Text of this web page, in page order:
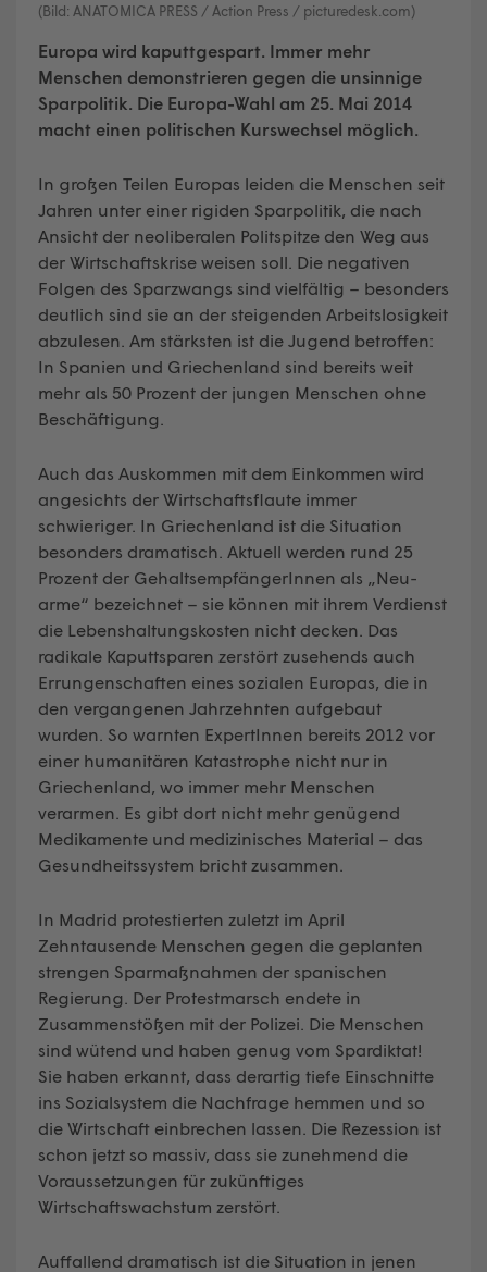
(Bild: ANATOMICA PRESS / Action Press / picturedesk.com)
Europa wird kaputtgespart. Immer mehr
Menschen demonstrieren gegen die unsinnige
Sparpolitik. Die Europa-Wahl am 25. Mai 2014
macht einen politischen Kurswechsel möglich.
In großen Teilen Europas leiden die Menschen seit
Jahren unter einer rigiden Sparpolitik, die nach
Ansicht der neoliberalen Politspitze den Weg aus
der Wirtschaftskrise weisen soll. Die negativen
Folgen des Sparzwangs sind vielfältig – besonders
deutlich sind sie an der steigenden Arbeitslosigkeit
abzulesen. Am stärksten ist die Jugend betroffen:
In Spanien und Griechenland sind bereits weit
mehr als 50 Prozent der jungen Menschen ohne
Beschäftigung.
Auch das Auskommen mit dem Einkommen wird
angesichts der Wirtschaftsflaute immer
schwieriger. In Griechenland ist die Situation
besonders dramatisch. Aktuell werden rund 25
Prozent der GehaltsempfängerInnen als „Neu-
arme“ bezeichnet – sie können mit ihrem Verdienst
die Lebenshaltungskosten nicht decken. Das
radikale Kaputtsparen zerstört zusehends auch
Errungenschaften eines sozialen Europas, die in
den vergangenen Jahrzehnten aufgebaut
wurden. So warnten ExpertInnen bereits 2012 vor
einer humanitären Katastrophe nicht nur in
Griechenland, wo immer mehr Menschen
verarmen. Es gibt dort nicht mehr genügend
Medikamente und medizinisches Material – das
Gesundheitssystem bricht zusammen.
In Madrid protestierten zuletzt im April
Zehntausende Menschen gegen die geplanten
strengen Sparmaßnahmen der spanischen
Regierung. Der Protestmarsch endete in
Zusammenstößen mit der Polizei. Die Menschen
sind wütend und haben genug vom Spardiktat!
Sie haben erkannt, dass derartig tiefe Einschnitte
ins Sozialsystem die Nachfrage hemmen und so
die Wirtschaft einbrechen lassen. Die Rezession ist
schon jetzt so massiv, dass sie zunehmend die
Voraussetzungen für zukünftiges
Wirtschaftswachstum zerstört.
Auffallend dramatisch ist die Situation in jenen